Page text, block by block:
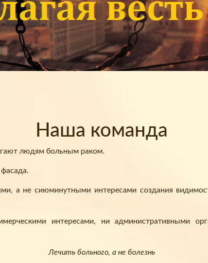
Наша команда
людям больным раком.
а не сиюминутными интересами создания
интересами, ни административными
Лечить больного, а не болезнь